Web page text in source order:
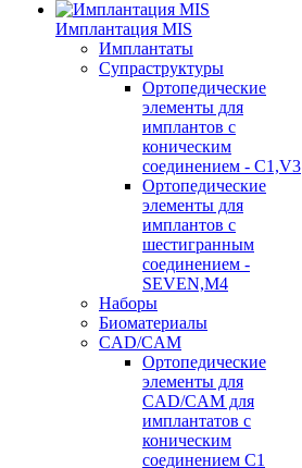
Имплантация MIS
Имплантаты
Супраструктуры
Ортопедические
элементы для
имплантов с
коническим
соединением - C1,V3
Ортопедические
элементы для
имплантов с
шестигранным
соединением -
SEVEN,M4
Наборы
Биоматериалы
CAD/CAM
Ортопедические
элементы для
CAD/CAM для
имплантатов с
коническим
соединением С1